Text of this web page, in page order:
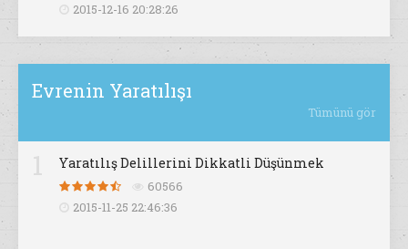
2015-12-16 20:28:26
Evrenin Yaratılışı
Tümünü gör
Yaratılış Delillerini Dikkatli Düşünmek
60566
2015-11-25 22:46:36